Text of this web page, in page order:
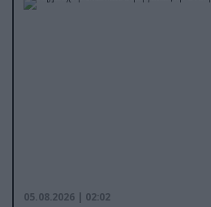
05.08.2026 | 02:02